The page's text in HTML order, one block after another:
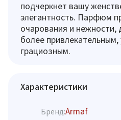
подчеркнет вашу
элегантность. Парфюм
очарования и нежности,
более
грациозным.
Характеристики
Бренд:Armaf